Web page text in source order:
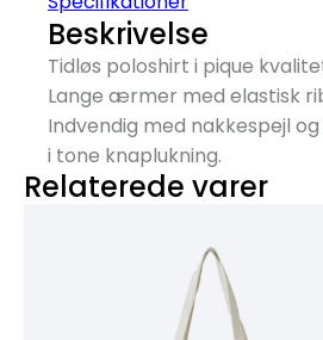
Beskrivelse
Tidløs poloshirt i pique
Lange ærmer med elastisk
Indvendig med nakkespejl
i tone knaplukning.
Relaterede varer